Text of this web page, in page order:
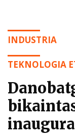
INDUSTRIA
TEKNOLOGIA